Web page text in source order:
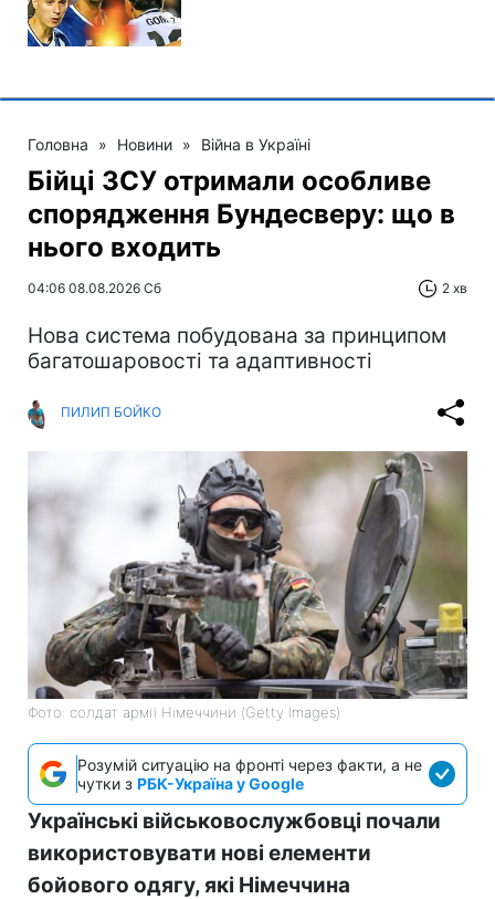
Головна » Новини » Війна в Україні
Бійці ЗСУ отримали особливе
спорядження Бундесверу: що в
нього входить
04:06 08.08.2026 Сб 2 хв
Нова система побудована за принципом
багатошаровості та адаптивності
ПИЛИП БОЙКО
Фото: солдат армії Німеччини (Getty Images)
Розумій ситуацію на фронті через факти, а не
чутки з РБК-Україна у Google
Українські військовослужбовці почали
використовувати нові елементи
бойового одягу, які Німеччина